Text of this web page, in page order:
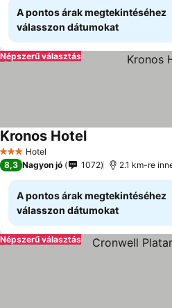
A pontos árak megtekintéséhez
válasszon dátumokat
Népszerű választás
3 Kategória
Hotel
Kronos Hotel
8,3 Nagyon jó 1072 2.1 km-re
A pontos árak megtekintéséhez
válasszon dátumokat
Népszerű választás